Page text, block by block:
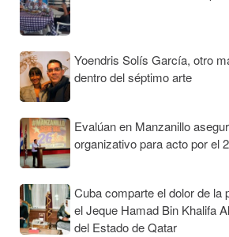
Yoendris Solís García, otro
dentro del séptimo arte
Evalúan en Manzanillo
organizativo para acto por el
Cuba comparte el dolor de la
el Jeque Hamad Bin Khalifa
del Estado de Qatar